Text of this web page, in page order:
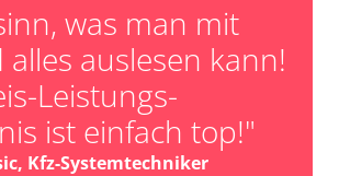
was man mit
auslesen kann!
Leistungs-
ist einfach top!"
Kfz-Systemtechniker